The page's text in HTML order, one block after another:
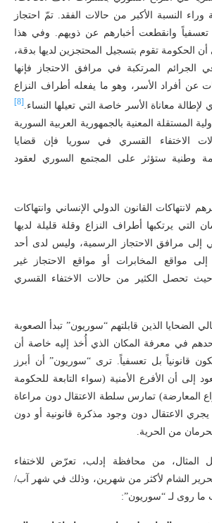
النسبة الأكبر من حالات الفقد. تمّ احتجاز
تعسفياً وانقطعت أخبارهم عن ذويهم. وفي هذا
أن الحكومة تقوم بتسجيل المحتجزين لديها بدقة،
الجرائم المرتكبة في مرافق الاحتجاز فإنها
عن أفراد الأسر، وهو ما يفعله أطراف النزاع
لإطالة معاناة الأسر خاصة التي تعيلها النساء.
المستقلة المعنية بالجمهورية العربية السورية
الاختفاء القسري في سوريا فإن قضايا
وطنية ستؤثر على المجتمع السوري لعقود
لانتهاكات القانون الدولي الإنساني وانتهاكات
التي يرتكبها أطراف النزاع وقلة قليلة لديها
إلى مرافق الاحتجاز الرسمية، وليس لدى أحد
مواقع المخابرات أو مواقع الاحتجاز غير
تحصل الكثير من حالات الاختفاء القسري
الضحايا الذين قابلتهم “سوريون” تبدأ الصعوبة
في معرفة المكان الذي أُخذ إليه خاصة أن
قانونياً بل تعسفياً. ترى “سوريون” أن أبرز
إلى أن الأفرع الأمنية (سواء التابعة للحكومة
المعارضة) تمارس سلطة الاعتقال دون مراعاة
يجري الاعتقال دون وجود مذكرة قانونية أو دون
من الحرية.
المثال، من محافظة إدلب، تعرّض للاختفاء
الشام لأكثر من شهرين، وذلك في شهر آب/